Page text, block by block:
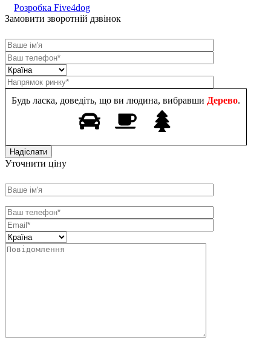
Розробка Five4dog
Замовити зворотній дзвінок
Будь ласка, доведіть, що ви людина, вибравши Дерево.
Уточнити ціну